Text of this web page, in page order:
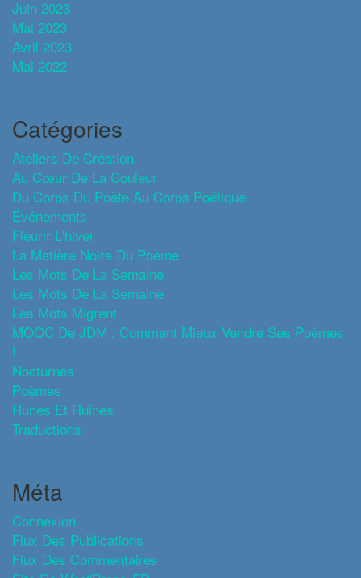
Juin 2023
Mai 2023
Avril 2023
Mai 2022
Catégories
Ateliers De Création
Au Cœur De La Couleur
Du Corps Du Poète Au Corps Poétique
Événements
Fleurir L'hiver
La Matière Noire Du Poème
Les Mots De La Semaine
Les Mots De La Semaine
Les Mots Migrent
MOOC De JDM : Comment Mieux Vendre Ses Poèmes
!
Nocturnes
Poèmes
Runes Et Ruines
Traductions
Méta
Connexion
Flux Des Publications
Flux Des Commentaires